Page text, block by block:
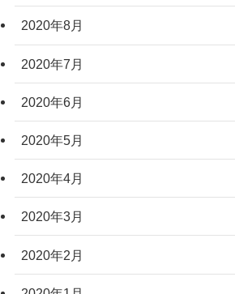
2020年8月
2020年7月
2020年6月
2020年5月
2020年4月
2020年3月
2020年2月